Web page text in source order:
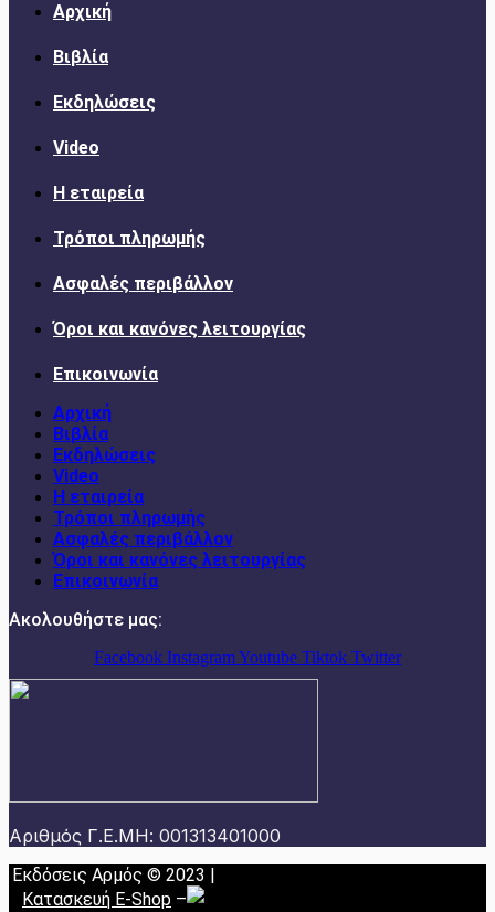
Αρχική
Βιβλία
Εκδηλώσεις
Video
Η εταιρεία
Τρόποι πληρωμής
Ασφαλές περιβάλλον
Όροι και κανόνες λειτουργίας
Επικοινωνία
Αρχική
Βιβλία
Εκδηλώσεις
Video
Η εταιρεία
Τρόποι πληρωμής
Ασφαλές περιβάλλον
Όροι και κανόνες λειτουργίας
Επικοινωνία
Ακολουθήστε μας:
Facebook InstagramYoutube Tiktok Twitter
Αριθμός Γ.Ε.ΜΗ: 001313401000
Εκδόσεις Αρμός © 2023 |
Κατασκευή E-Shop –